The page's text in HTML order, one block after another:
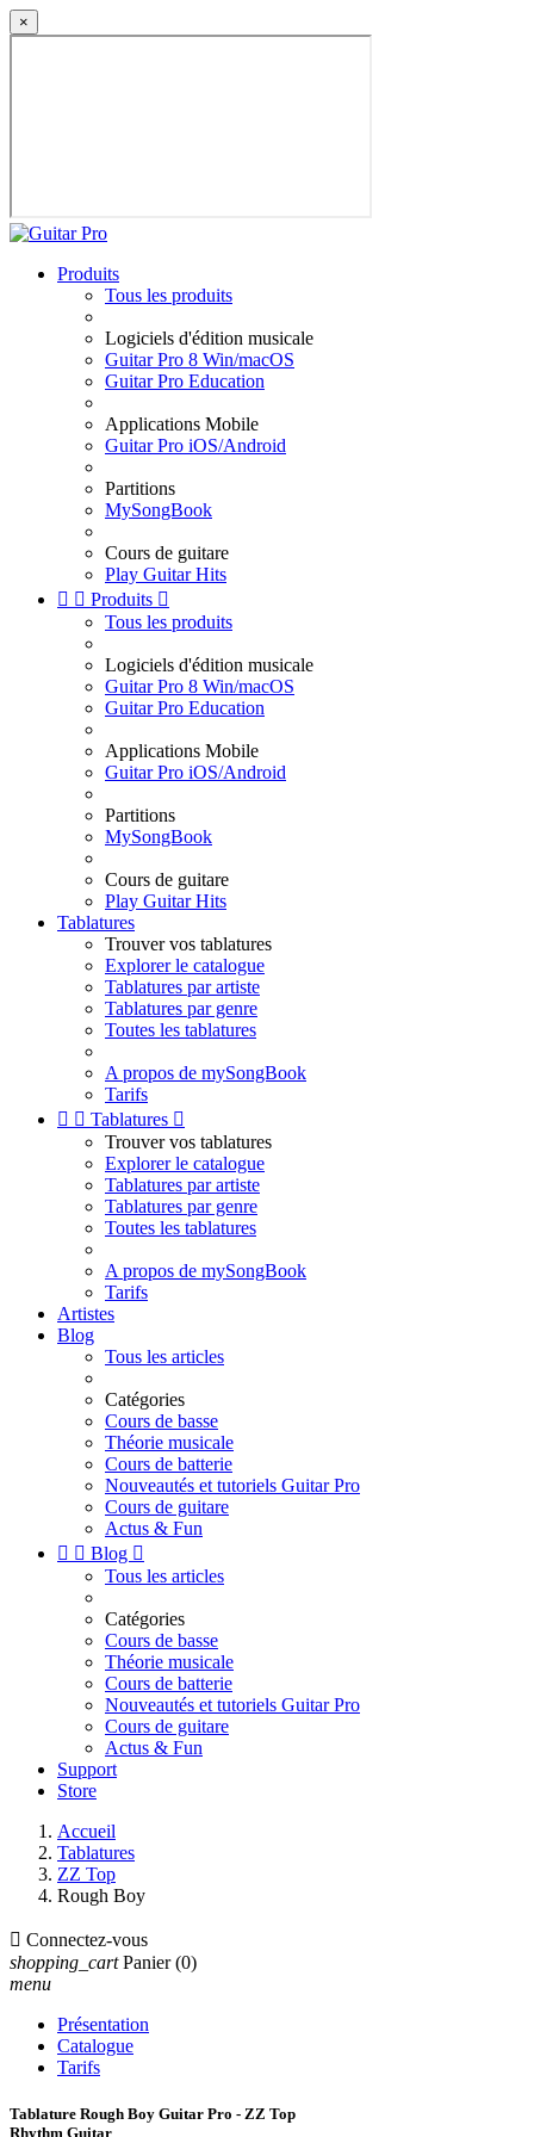
×
Produits
Tous les produits
Logiciels d'édition musicale
Guitar Pro 8 Win/macOS
Guitar Pro Education
Applications Mobile
Guitar Pro iOS/Android
Partitions
MySongBook
Cours de guitare
Play Guitar Hits
  Produits 
Tous les produits
Logiciels d'édition musicale
Guitar Pro 8 Win/macOS
Guitar Pro Education
Applications Mobile
Guitar Pro iOS/Android
Partitions
MySongBook
Cours de guitare
Play Guitar Hits
Tablatures
Trouver vos tablatures
Explorer le catalogue
Tablatures par artiste
Tablatures par genre
Toutes les tablatures
A propos de mySongBook
Tarifs
  Tablatures 
Trouver vos tablatures
Explorer le catalogue
Tablatures par artiste
Tablatures par genre
Toutes les tablatures
A propos de mySongBook
Tarifs
Artistes
Blog
Tous les articles
Catégories
Cours de basse
Théorie musicale
Cours de batterie
Nouveautés et tutoriels Guitar Pro
Cours de guitare
Actus & Fun
  Blog 
Tous les articles
Catégories
Cours de basse
Théorie musicale
Cours de batterie
Nouveautés et tutoriels Guitar Pro
Cours de guitare
Actus & Fun
Support
Store
Accueil
Tablatures
ZZ Top
Rough Boy
 Connectez-vous
shopping_cart Panier (0)
menu
Présentation
Catalogue
Tarifs
Tablature Rough Boy Guitar Pro - ZZ Top
Rhythm Guitar